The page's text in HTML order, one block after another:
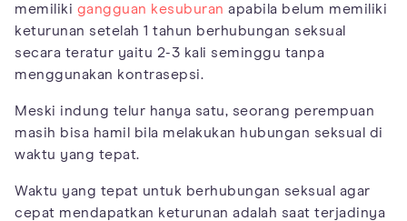
memiliki gangguan kesuburan apabila belum memiliki
keturunan setelah 1 tahun berhubungan seksual
secara teratur yaitu 2-3 kali seminggu tanpa
menggunakan kontrasepsi.
Meski indung telur hanya satu, seorang perempuan
masih bisa hamil bila melakukan hubungan seksual di
waktu yang tepat.
Waktu yang tepat untuk berhubungan seksual agar
cepat mendapatkan keturunan adalah saat terjadinya